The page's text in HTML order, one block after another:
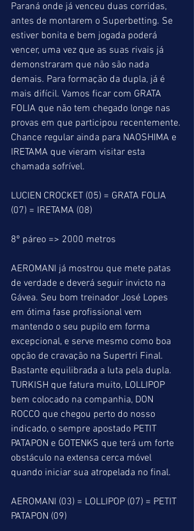
Paraná onde já venceu duas corridas,
antes de montarem o Superbetting. Se
estiver bonita e bem jogada poderá
vencer, uma vez que as suas rivais já
demonstraram que não são nada
demais. Para formação da dupla, já é
mais difícil. Vamos ficar com GRATA
FOLIA que não tem chegado longe nas
provas em que participou recentemente.
Chance regular ainda para NAOSHIMA e
IRETAMA que vieram visitar esta
chamada sofrível.
LUCIEN CROCKET (05) = GRATA FOLIA
(07) = IRETAMA (08)
8º páreo => 2000 metros
AEROMANI já mostrou que mete patas
de verdade e deverá seguir invicto na
Gávea. Seu bom treinador José Lopes
em ótima fase profissional vem
mantendo o seu pupilo em forma
excepcional, e serve mesmo como boa
opção de cravação na Supertri Final.
Bastante equilibrada a luta pela dupla.
TURKISH que fatura muito, LOLLIPOP
bem colocado na companhia, DON
ROCCO que chegou perto do nosso
indicado, o sempre apostado PETIT
PATAPON e GOTENKS que terá um forte
obstáculo na extensa cerca móvel
quando iniciar sua atropelada no final.
AEROMANI (03) = LOLLIPOP (07) = PETIT
PATAPON (09)